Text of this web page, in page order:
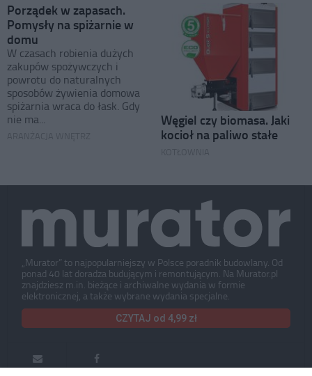
Porządek w zapasach.
Pomysły na spiżarnie w
domu
W czasach robienia dużych
zakupów spożywczych i
powrotu do naturalnych
sposobów żywienia domowa
spiżarnia wraca do łask. Gdy
nie ma...
Węgiel czy biomasa. Jaki
kocioł na paliwo stałe
„Murator” to najpopularniejszy w Polsce poradnik budowlany. Od
ponad 40 lat doradza budującym i remontującym. Na Murator.pl
znajdziesz m.in. bieżące i archiwalne wydania w formie
elektronicznej, a także wybrane wydania specjalne.
CZYTAJ od 4,99 zł